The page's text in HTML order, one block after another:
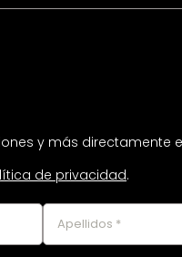
y más directamente
de privacidad.